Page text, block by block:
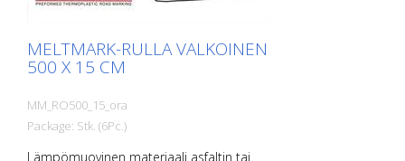
MELTMARK-RULLA VALKOINEN
500 X 15 CM
MM_RO500_15_ora
Package: Stk. (6Pc.)
Lämpömuovinen materiaali asfaltin tai